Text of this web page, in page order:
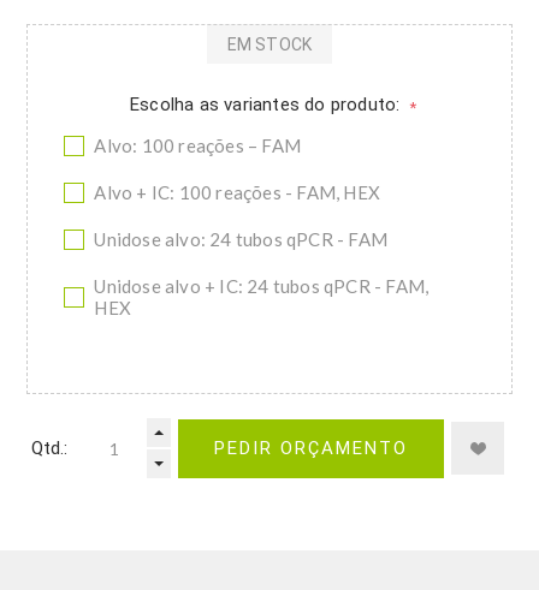
Escolha as variantes do produto: *
Alvo: 100 reações – FAM
Alvo + IC: 100 reações - FAM, HEX
Unidose alvo: 24 tubos qPCR - FAM
Unidose alvo + IC: 24 tubos qPCR - FAM,
HEX
EM STOCK
Qtd.: PEDIR ORÇAMENTO